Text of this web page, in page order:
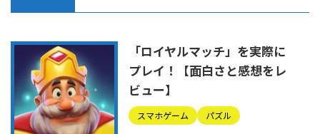
「ロイヤルマッチ」を実際に
プレイ！【面白さと感想をレ
ビュー】
スマホゲーム パズル